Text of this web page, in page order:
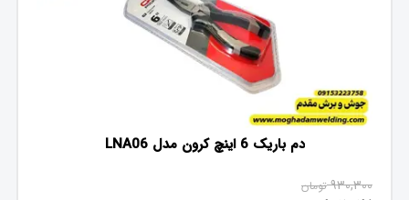
دم باریک 6 اینچ کرون مدل LNA06
930,300 تومان